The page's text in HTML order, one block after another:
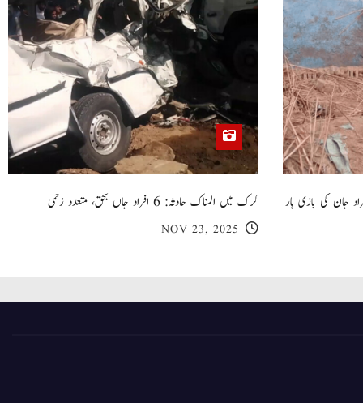
گھر کی چھت گرنے کا سانحہ: 5 افراد جان کی بازی ہار
کرک میں المناک حادثہ: 6 افراد جاں بحق، متعدد زخمی
NOV 23, 2025